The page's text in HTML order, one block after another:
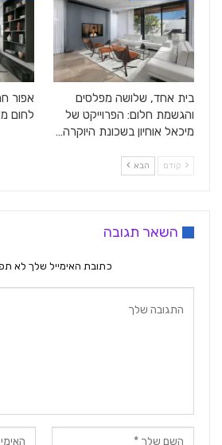
בית אחד, שלושה מפלסים
והגשמת חלום: הפרוייקט של
מיכאל אוחיון בשכונת היוקרה…
אפור
לחום
קודם הבא
השאר תגובה
כתובת האימייל שלך לא